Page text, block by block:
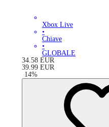
Xbox Live
•
Chiave
•
GLOBALE
34.58 EUR
39.99 EUR
-14%